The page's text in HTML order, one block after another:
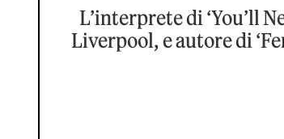
L’interprete di ‘You’ll
Liverpool, e autore di